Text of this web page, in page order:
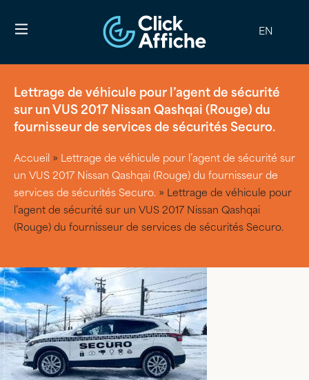
EN
Lettrage de véhicule pour l’agent de sécurité
sur un VUS 2017 Nissan Qashqai (Rouge) du
fournisseur de services de sécurités Securo.
Accueil » Lettrage de véhicule pour l’agent de sécurité sur
un VUS 2017 Nissan Qashqai (Rouge) du fournisseur de
services de sécurités Securo. » Lettrage de véhicule pour
l’agent de sécurité sur un VUS 2017 Nissan Qashqai
(Rouge) du fournisseur de services de sécurités Securo.